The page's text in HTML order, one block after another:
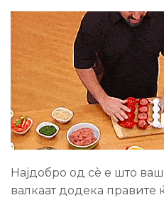
Најдобро од сè е што
валкаат додека правите